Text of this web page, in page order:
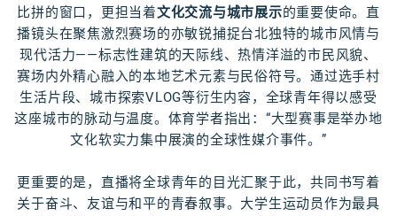
比拼的窗口，更担当着文化交流与城市展示的重要使命。直
播镜头在聚焦激烈赛场的亦敏锐捕捉台北独特的城市风情与
现代活力——标志性建筑的天际线、热情洋溢的市民风貌、
赛场内外精心融入的本地艺术元素与民俗符号。通过选手村
生活片段、城市探索VLOG等衍生内容，全球青年得以感受
这座城市的脉动与温度。体育学者指出：“大型赛事是举办地
文化软实力集中展演的全球性媒介事件。”
更重要的是，直播将全球青年的目光汇聚于此，共同书写着
关于奋斗、友谊与和平的青春叙事。大学生运动员作为最具